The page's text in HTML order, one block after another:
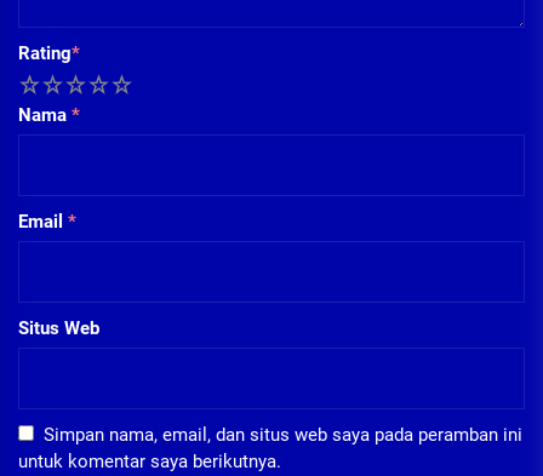
Rating*
5
4
3
2
Nama *
Email *
Situs Web
Simpan nama, email, dan situs web saya pada peramban ini
untuk komentar saya berikutnya.